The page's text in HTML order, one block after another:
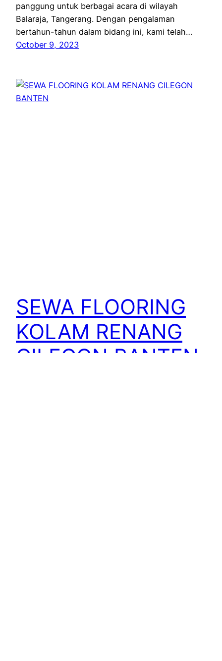
panggung untuk berbagai acara di wilayah
Balaraja, Tangerang. Dengan pengalaman
bertahun-tahun dalam bidang ini, kami telah…
October 9, 2023
SEWA FLOORING
KOLAM RENANG
CILEGON BANTEN